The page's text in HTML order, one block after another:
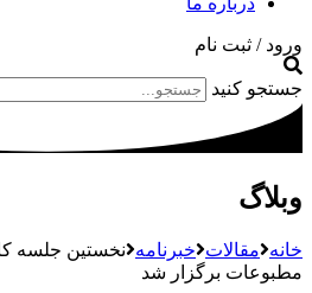
ورود / ثبت نام
جستجو کنید
وبلاگ
خانه مقالات خبرنامه نخستین جلسه
مطبوعات برگزار شد